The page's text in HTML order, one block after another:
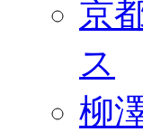
京
ス
柳